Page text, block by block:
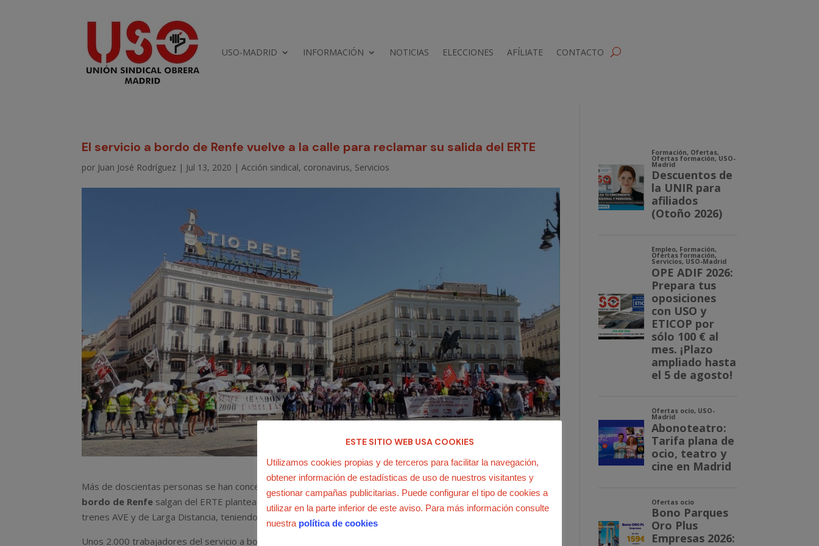
USO-MADRID INFORMACIÓN NOTICIAS ELECCIONES AFÍLIATE CONTACTO
El servicio a bordo de Renfe vuelve a la calle para reclamar su salida del ERTE
por Juan José Rodríguez | Jul 13, 2020 |Acción sindical, coronavirus, Servicios
Más de doscientas personas se han concentrado este lunes para reclamar que 2.000 trabajadores el
servicio a
bordo de Renfe salgan del ERTE planteado por Ferrovial
y para exigir un servicio a bordo de calidad en los
trenes AVE y de Larga Distancia, teniendo en cuenta que el transporte ferroviario ha vuelto a la normalidad.
Unos 2.000 trabajadores del servicio a bordo de Renfe se encuentran inmersos en un ERTE porque la empresa
ESTE SITIO WEB USA COOKIES
Utilizamos cookies propias y de terceros para facilitar la navegación,
obtener información de estadísticas de uso de nuestros visitantes y
gestionar campañas publicitarias. Puede configurar el tipo de cookies a
utilizar en la parte inferior de este aviso. Para más información consulte
nuestra política de cookies